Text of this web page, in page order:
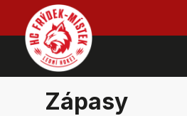
Zápasy